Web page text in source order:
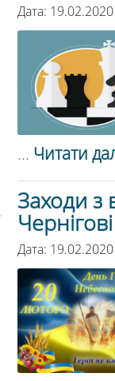
Дата:
... Читати
Заходи з
Чернігові
Дата: